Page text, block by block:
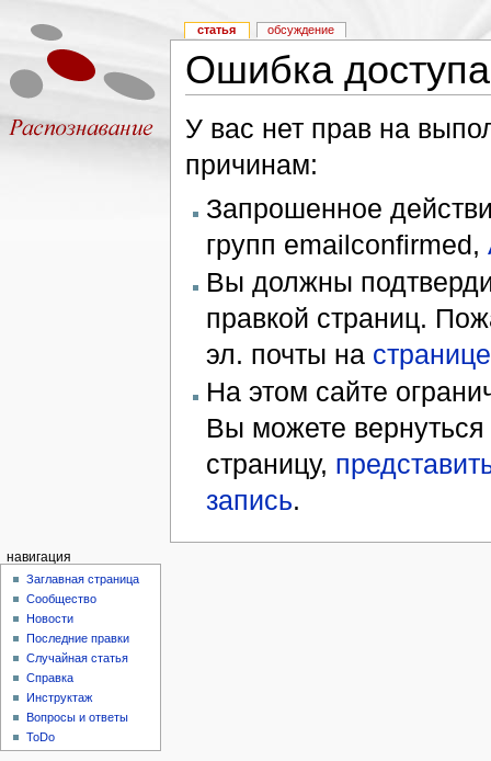
Ошибка доступа
У вас нет прав на
причинам:
Запрошенное
групп emailconfirmed,
Вы должны
правкой страниц.
эл. почты на
На этом сайте
Вы можете
страницу,
запись.
статья обсуждение
навигация
Заглавная страница
Сообщество
Новости
Последние правки
Случайная статья
Справка
Инструктаж
Вопросы и ответы
ToDo